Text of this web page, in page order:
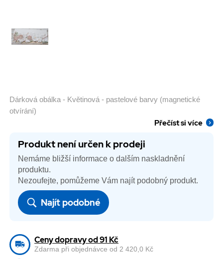
Dárková obálka - Květinová - pastelové barvy (magnetické
otvírání)
Přečíst si více
Produkt není určen k prodeji
Nemáme bližší informace o dalším naskladnění
produktu.
Nezoufejte, pomůžeme Vám najít podobný produkt.
Najít podobné
Ceny dopravy od 91 Kč
Zdarma při objednávce od 2 420,0 Kč